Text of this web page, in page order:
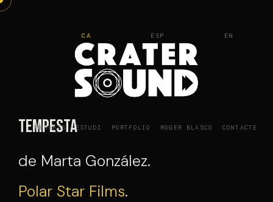
Vés
SERVEIS ESTUDI PORTFOLIO ROGER BLASCO CONTACTE
CA ESP EN
Tempesta
de Marta González.
Polar Star Films.